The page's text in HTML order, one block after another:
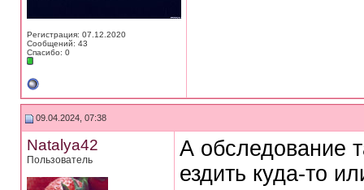
Регистрация: 07.12.2020
Сообщений: 43
Спасибо: 0
09.04.2024, 07:38
Natalya42
Пользователь
А обследование
ездить куда-то